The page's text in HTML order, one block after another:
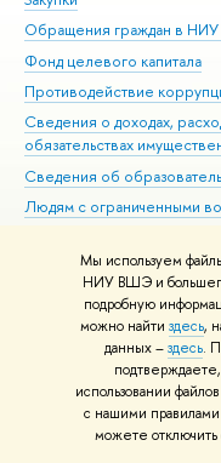
Мы используем
НИУ ВШЭ и большего
подробную
можно найти здесь,
данных –здесь.
использовании
с нашими
можете отключить
Обращения граждан в
Фонд целевого капитала
Противодействие
Сведения о доходах,
обязательствах
Сведения об
Людям с ограниченными
Работа в Вышке
© НИУ ВШЭ 1993–2026
материалов Политика
Шрифты HSE Sans и HSE